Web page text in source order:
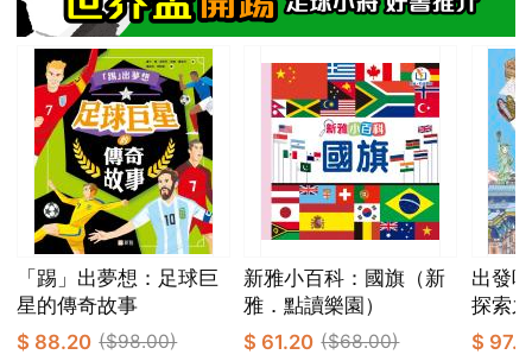
「踢」出夢想：足球巨
星的傳奇故事
$ 88.20 ($98.00)
新雅小百科：國旗（新
雅．點讀樂園）
$ 61.20 ($68.00)
出發
探索
館]
$